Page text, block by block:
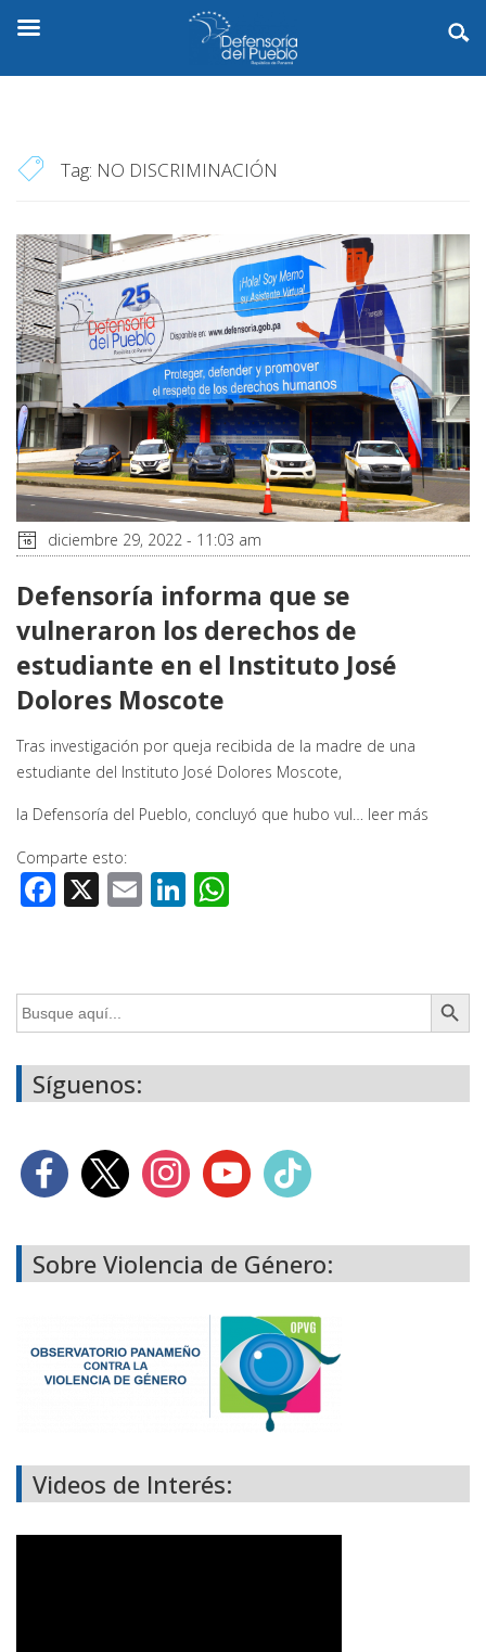
Tag: NO DISCRIMINACIÓN
diciembre 29, 2022 - 11:03 am
Defensoría informa que se
vulneraron los derechos de
estudiante en el Instituto José
Dolores Moscote
Tras investigación por queja recibida de la madre de una
estudiante del Instituto José Dolores Moscote,
la Defensoría del Pueblo, concluyó que hubo vul… leer más
Comparte esto:
Facebook
X EmailLinkedIn
Buscar: Botón de
Síguenos:
Sobre Violencia de Género:
Videos de Interés: